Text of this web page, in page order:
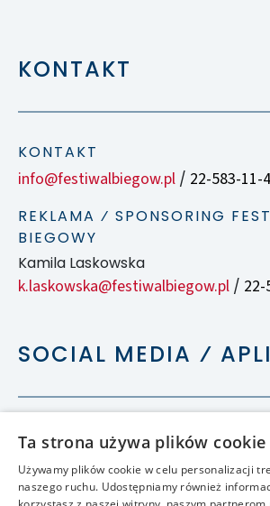
KONTAKT
KONTAKT
info@festiwalbiegow.pl / 22-583-11-
REKLAMA ⁄ SPONSORING
BIEGOWY
Kamila Laskowska
k.laskowska@festiwalbiegow.pl /
SOCIAL MEDIA ⁄
Ta strona używa plików cookie
Używamy plików cookie w celu personalizacji
naszego ruchu. Udostępniamy również